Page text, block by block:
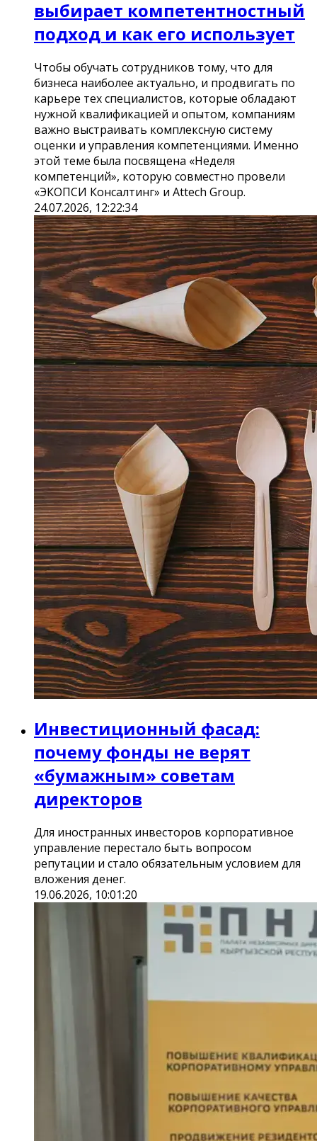
выбирает компетентностный
подход и как его использует
Чтобы обучать сотрудников тому, что для
бизнеса наиболее актуально, и продвигать по
карьере тех специалистов, которые обладают
нужной квалификацией и опытом, компаниям
важно выстраивать комплексную систему
оценки и управления компетенциями. Именно
этой теме была посвящена «Неделя
компетенций», которую совместно провели
«ЭКОПСИ Консалтинг» и Attech Group.
24.07.2026, 12:22:34
Инвестиционный фасад:
почему фонды не верят
«бумажным» советам
директоров
Для иностранных инвесторов корпоративное
управление перестало быть вопросом
репутации и стало обязательным условием для
вложения денег.
19.06.2026, 10:01:20